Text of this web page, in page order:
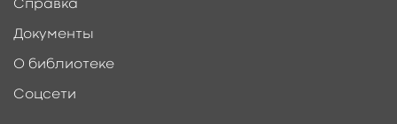
Справка
Документы
О библиотеке
Соцсети